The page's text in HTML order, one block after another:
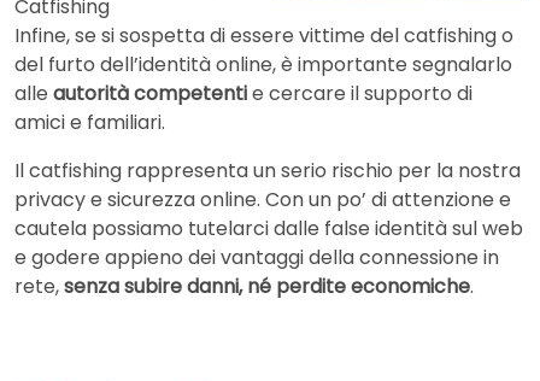
Catfishing
Infine, se si sospetta di essere vittime del catfishing o
del furto dell’identità online, è importante segnalarlo
alle autorità competentie cercare il supporto di
amici e familiari.
Il catfishing rappresenta un serio rischio per la nostra
privacy e sicurezza online. Con un po’ di attenzione e
cautela possiamo tutelarci dalle false identità sul web
e godere appieno dei vantaggi della connessione in
rete,senza subire danni, né perdite economiche.